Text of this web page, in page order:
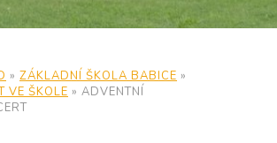
» ZÁKLADNÍ ŠKOLA BABICE »
VE ŠKOLE » ADVENTNÍ